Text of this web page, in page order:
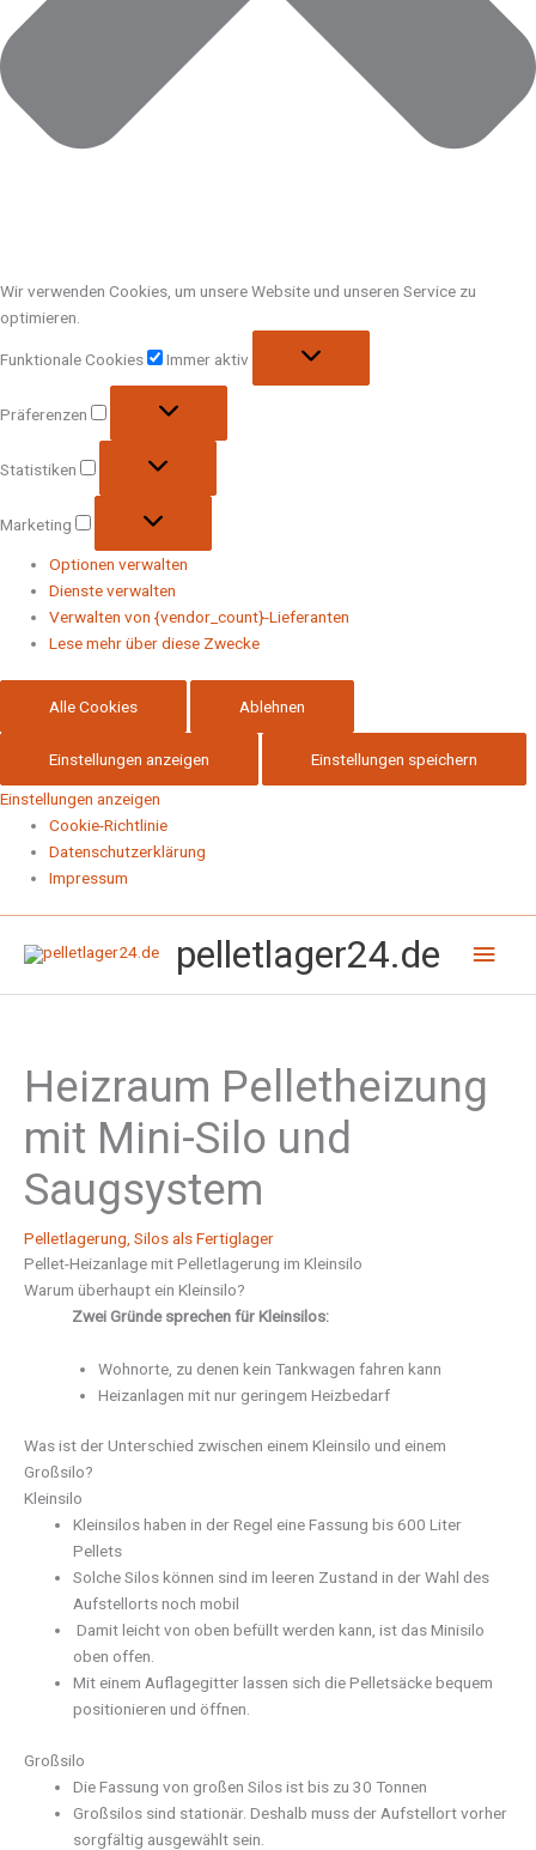
Wir verwenden Cookies, um unsere Website und unseren Service zu
optimieren.
Funktionale Cookies Immer aktiv
Präferenzen
Statistiken
Marketing
Optionen verwalten
Dienste verwalten
Verwalten von {vendor_count}-Lieferanten
Lese mehr über diese Zwecke
Alle Cookies Ablehnen
Einstellungen anzeigen Einstellungen speichern
Einstellungen anzeigen
Cookie-Richtlinie
Datenschutzerklärung
Impressum
pelletlager24.de
Heizraum Pelletheizung
mit Mini-Silo und
Saugsystem
Pelletlagerung Silos als Fertiglager
Pellet-Heizanlage mit Pelletlagerung im Kleinsilo
Warum überhaupt ein Kleinsilo?
Zwei Gründe sprechen für Kleinsilos:
Wohnorte, zu denen kein Tankwagen fahren kann
Heizanlagen mit nur geringem Heizbedarf
Was ist der Unterschied zwischen einem Kleinsilo und einem
Großsilo?
Kleinsilo
Kleinsilos haben in der Regel eine Fassung bis 600 Liter
Pellets
Solche Silos können sind im leeren Zustand in der Wahl des
Aufstellorts noch mobil
Damit leicht von oben befüllt werden kann, ist das Minisilo
oben offen.
Mit einem Auflagegitter lassen sich die Pelletsäcke bequem
positionieren und öffnen.
Großsilo
Die Fassung von großen Silos ist bis zu 30 Tonnen
Großsilos sind stationär. Deshalb muss der Aufstellort vorher
sorgfältig ausgewählt sein.